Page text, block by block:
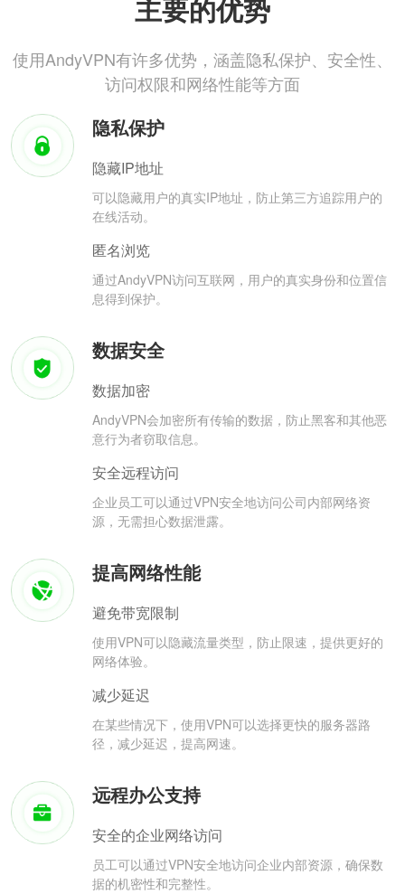
主要的优势
使用AndyVPN有许多优势，涵盖隐私保护、安全性、
访问权限和网络性能等方面
隐私保护
隐藏IP地址
可以隐藏用户的真实IP地址，防止第三方追踪用户的
在线活动。
匿名浏览
通过AndyVPN访问互联网，用户的真实身份和位置信
息得到保护。
数据安全
数据加密
AndyVPN会加密所有传输的数据，防止黑客和其他恶
意行为者窃取信息。
安全远程访问
企业员工可以通过VPN安全地访问公司内部网络资
源，无需担心数据泄露。
提高网络性能
避免带宽限制
使用VPN可以隐藏流量类型，防止限速，提供更好的
网络体验。
减少延迟
在某些情况下，使用VPN可以选择更快的服务器路
径，减少延迟，提高网速。
远程办公支持
安全的企业网络访问
员工可以通过VPN安全地访问企业内部资源，确保数
据的机密性和完整性。